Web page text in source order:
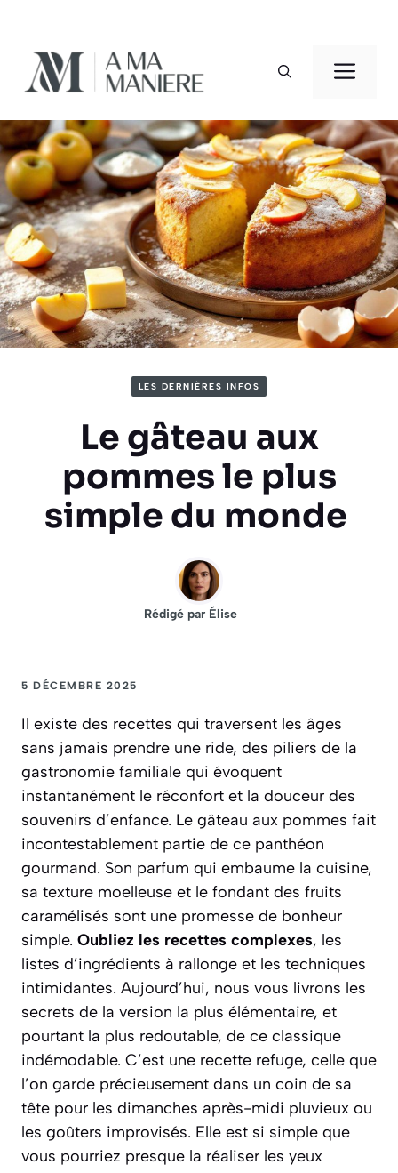
contenu
LES DERNIÈRES INFOS
Le gâteau aux
pommes le plus
simple du monde
Rédigé par Élise
5 DÉCEMBRE 2025
Il existe des recettes qui traversent les âges
sans jamais prendre une ride, des piliers de la
gastronomie familiale qui évoquent
instantanément le réconfort et la douceur des
souvenirs d’enfance. Le gâteau aux pommes fait
incontestablement partie de ce panthéon
gourmand. Son parfum qui embaume la cuisine,
sa texture moelleuse et le fondant des fruits
caramélisés sont une promesse de bonheur
simple. Oubliez les recettes complexes, les
listes d’ingrédients à rallonge et les techniques
intimidantes. Aujourd’hui, nous vous livrons les
secrets de la version la plus élémentaire, et
pourtant la plus redoutable, de ce classique
indémodable. C’est une recette refuge, celle que
l’on garde précieusement dans un coin de sa
tête pour les dimanches après-midi pluvieux ou
les goûters improvisés. Elle est si simple que
vous pourriez presque la réaliser les yeux